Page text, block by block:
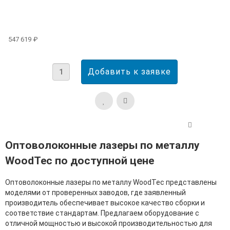
547 619 ₽
Оптоволоконные лазеры по металлу
WoodTec по доступной цене
Оптоволоконные лазеры по металлу WoodTec представлены
моделями от проверенных заводов, где заявленный
производитель обеспечивает высокое качество сборки и
соответствие стандартам. Предлагаем оборудование с
отличной мощностью и высокой производительностью для